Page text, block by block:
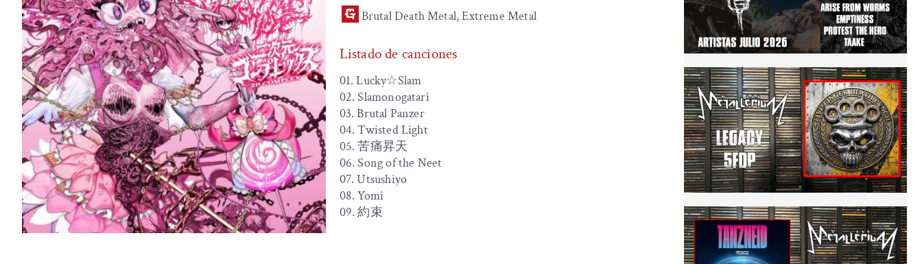
Brutal Death Metal, Extreme Metal
Listado de canciones
01. Lucky☆Slam
02. Slamonogatari
03. Brutal Panzer
04. Twisted Light
05. 苦痛昇天
06. Song of the Neet
07. Utsushiyo
08. Yomi
09. 約束